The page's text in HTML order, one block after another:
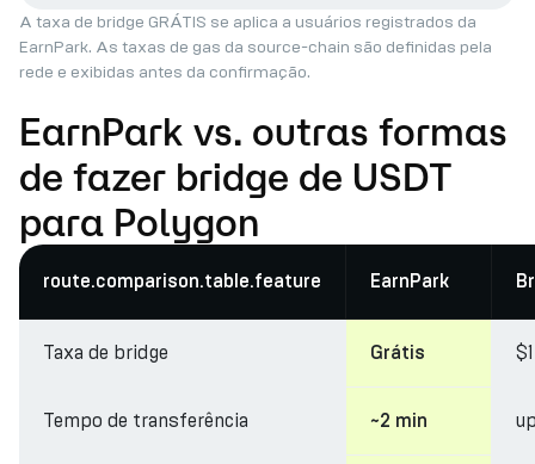
A taxa de bridge GRÁTIS se aplica a usuários registrados da
EarnPark. As taxas de gas da source-chain são definidas pela
rede e exibidas antes da confirmação.
EarnPark vs. outras formas
de fazer bridge de USDT
para Polygon
route.comparison.table.feature EarnPark
Taxa de bridge Grátis
Tempo de transferência ~2 min